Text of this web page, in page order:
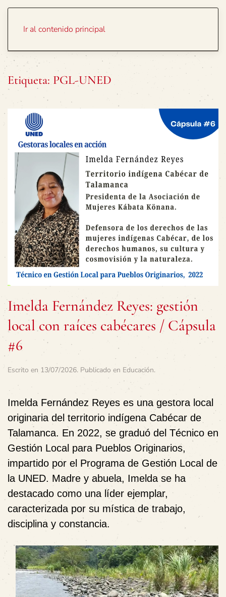
Ir al contenido principal
Etiqueta: PGL-UNED
Imelda Fernández Reyes: gestión
local con raíces cabécares / Cápsula
#6
Escrito en 13/07/2026. Publicado en Educación.
Imelda Fernández Reyes es una gestora local
originaria del territorio indígena Cabécar de
Talamanca. En 2022, se graduó del Técnico en
Gestión Local para Pueblos Originarios,
impartido por el Programa de Gestión Local de
la UNED. Madre y abuela, Imelda se ha
destacado como una líder ejemplar,
caracterizada por su mística de trabajo,
disciplina y constancia.